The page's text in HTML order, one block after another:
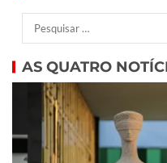
AS QUATRO